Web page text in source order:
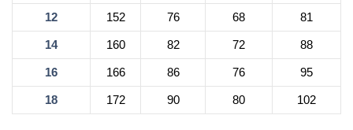
12 152 76 68 81
14 160 82 72 88
16 166 86 76 95
18 172 90 80 102